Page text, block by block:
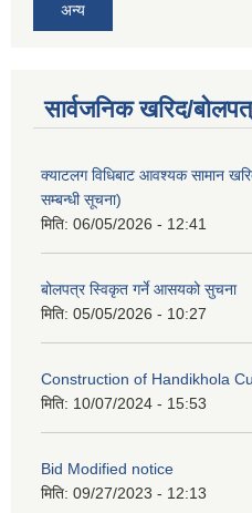
अन्य
सार्वजनिक खरिद/
क्याटलग विधिबाट आवश्यक सामान
सम्बन्धी सूचना)
मिति: 06/05/2026 - 12:41
बोलपत्र स्विकृत गर्ने आसयको सुचना
मिति: 05/05/2026 - 10:27
Construction of Handikhola
मिति: 10/07/2024 - 15:53
Bid Modified notice
मिति: 09/27/2023 - 12:13